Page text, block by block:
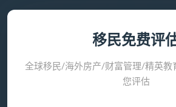
移民免费评
全球移民/海外房产/财富管理/精英教
您评估